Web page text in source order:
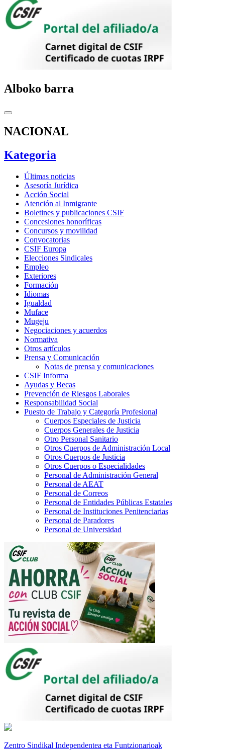
Alboko barra
NACIONAL
Kategoria
Últimas noticias
Asesoría Jurídica
Acción Social
Atención al Inmigrante
Boletines y publicaciones CSIF
Concesiones honoríficas
Concursos y movilidad
Convocatorias
CSIF Europa
Elecciones Sindicales
Empleo
Exteriores
Formación
Idiomas
Igualdad
Muface
Mugeju
Negociaciones y acuerdos
Normativa
Otros artículos
Prensa y Comunicación
Notas de prensa y comunicaciones
CSIF Informa
Ayudas y Becas
Prevención de Riesgos Laborales
Responsabilidad Social
Puesto de Trabajo y Categoría Profesional
Cuerpos Especiales de Justicia
Cuerpos Generales de Justicia
Otro Personal Sanitario
Otros Cuerpos de Administración Local
Otros Cuerpos de Justicia
Otros Cuerpos o Especialidades
Personal de Administración General
Personal de AEAT
Personal de Correos
Personal de Entidades Públicas Estatales
Personal de Instituciones Penitenciarias
Personal de Paradores
Personal de Universidad
Zentro Sindikal Independentea eta Funtzionarioak